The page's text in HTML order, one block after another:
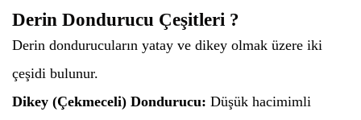
Derin Dondurucu Çeşitleri ?
Derin dondurucuların yatay ve dikey olmak üzere iki
çeşidi bulunur.
Dikey (Çekmeceli) Dondurucu: Düşük hacimimli